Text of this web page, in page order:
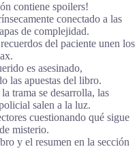
contiene spoilers!
conectado a las
de complejidad.
del paciente unen los
es asesinado,
las apuestas del libro.
trama se desarrolla, las
salen a la luz.
cuestionando qué sigue
misterio.
y el resumen en la sección